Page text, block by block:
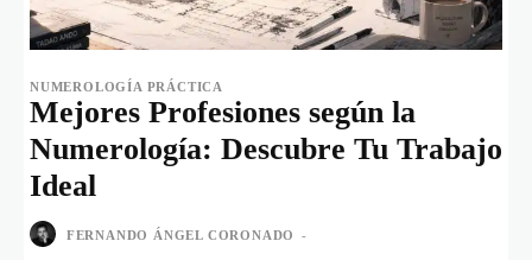
NUMEROLOGÍA PRÁCTICA
Mejores Profesiones según la
Numerología: Descubre Tu Trabajo
Ideal
FERNANDO ÁNGEL CORONADO -